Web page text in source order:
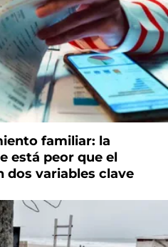
familiar: la
está peor que el
dos variables clave